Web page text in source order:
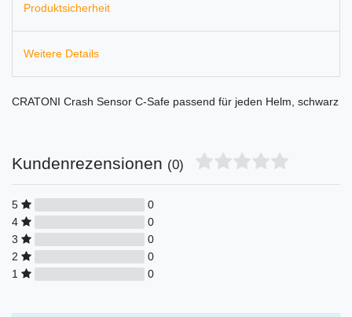
Produktsicherheit
Weitere Details
CRATONI Crash Sensor C-Safe passend für jeden Helm, schwarz
Kundenrezensionen (0)
5
0
4
0
3
0
2
0
1
0